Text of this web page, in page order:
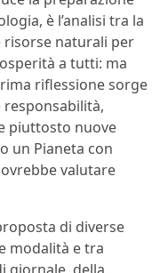
è l’analisi tra la
risorse naturali per
a tutti: ma
riflessione sorge
piuttosto nuove
un Pianeta con
valutare
di diverse
modalità e tra